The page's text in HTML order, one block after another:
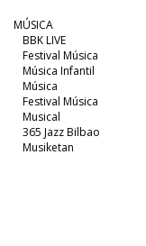
MÚSICA
BBK LIVE
Festival Música
Música Infantil
Música
Festival Música
Musical
365 Jazz Bilbao
Musiketan